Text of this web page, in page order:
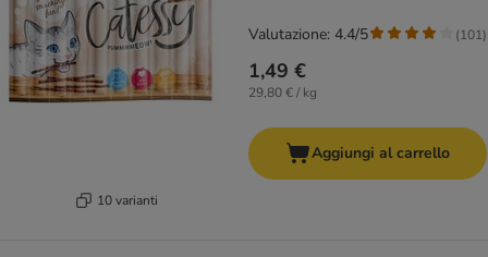
10 varianti
1,49 €
29,80 € / kg
Valutazione: 4.4/5 (101)
Aggiungi al carrello